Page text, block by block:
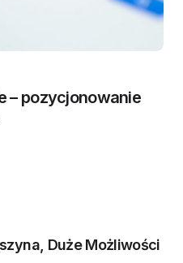
– pozycjonowanie
Duże Możliwości